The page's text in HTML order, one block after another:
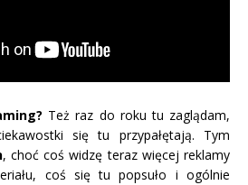
Też raz do roku tu zaglądam,
się tu przypałętają. Tym
, choć coś widzę teraz więcej reklamy
coś się tu popsuło i ogólnie